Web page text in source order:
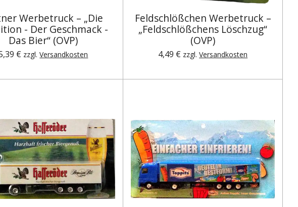
Werbetruck – „Die
- Der Geschmack -
Das Bier“ (OVP)
€ zzgl.Versandkosten
Feldschlößchen Werbetruck –
„Feldschlößchens Löschzug“
(OVP)
4,49 € zzgl.Versandkosten